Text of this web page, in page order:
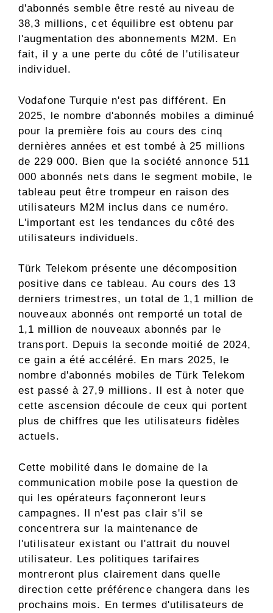
d'abonnés semble être resté au niveau de
38,3 millions, cet équilibre est obtenu par
l'augmentation des abonnements M2M. En
fait, il y a une perte du côté de l'utilisateur
individuel.
Vodafone Turquie n'est pas différent. En
2025, le nombre d'abonnés mobiles a diminué
pour la première fois au cours des cinq
dernières années et est tombé à 25 millions
de 229 000. Bien que la société annonce 511
000 abonnés nets dans le segment mobile, le
tableau peut être trompeur en raison des
utilisateurs M2M inclus dans ce numéro.
L'important est les tendances du côté des
utilisateurs individuels.
Türk Telekom présente une décomposition
positive dans ce tableau. Au cours des 13
derniers trimestres, un total de 1,1 million de
nouveaux abonnés ont remporté un total de
1,1 million de nouveaux abonnés par le
transport. Depuis la seconde moitié de 2024,
ce gain a été accéléré. En mars 2025, le
nombre d'abonnés mobiles de Türk Telekom
est passé à 27,9 millions. Il est à noter que
cette ascension découle de ceux qui portent
plus de chiffres que les utilisateurs fidèles
actuels.
Cette mobilité dans le domaine de la
communication mobile pose la question de
qui les opérateurs façonneront leurs
campagnes. Il n'est pas clair s'il se
concentrera sur la maintenance de
l'utilisateur existant ou l'attrait du nouvel
utilisateur. Les politiques tarifaires
montreront plus clairement dans quelle
direction cette préférence changera dans les
prochains mois. En termes d'utilisateurs de